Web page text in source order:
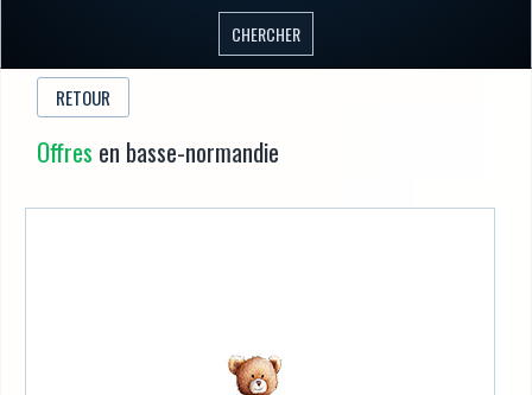
RETOUR
Offres en basse-normandie